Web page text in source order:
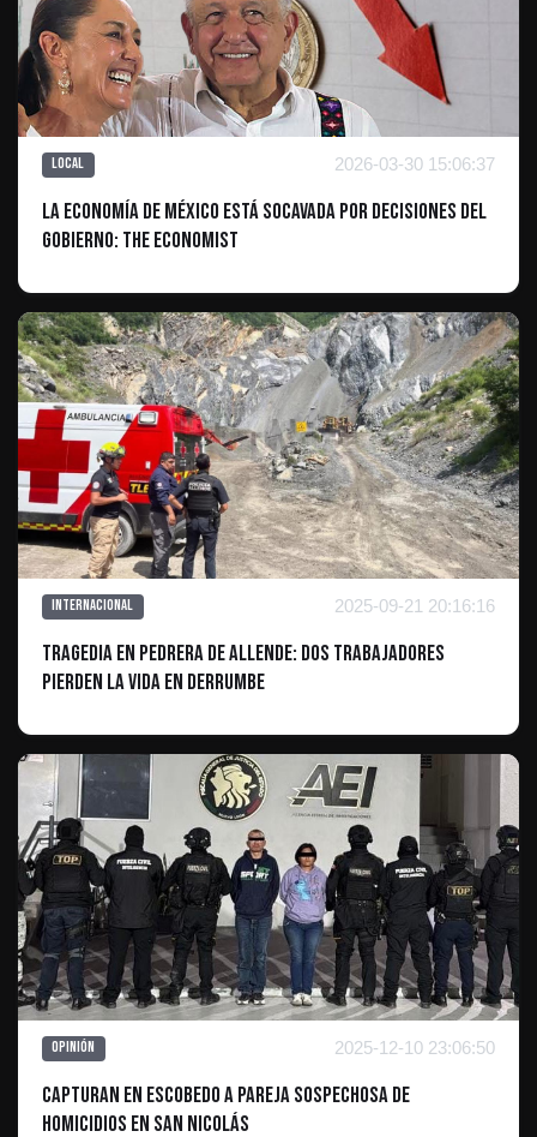
Local 2026-03-30 15:06:37
La economía de México está socavada por decisiones del
gobierno: The Economist
Internacional 2025-09-21 20:16:16
Tragedia en Pedrera de Allende: Dos Trabajadores
Pierden la Vida en Derrumbe
Opinión 2025-12-10 23:06:50
Capturan en Escobedo a Pareja Sospechosa de
Homicidios en San Nicolás